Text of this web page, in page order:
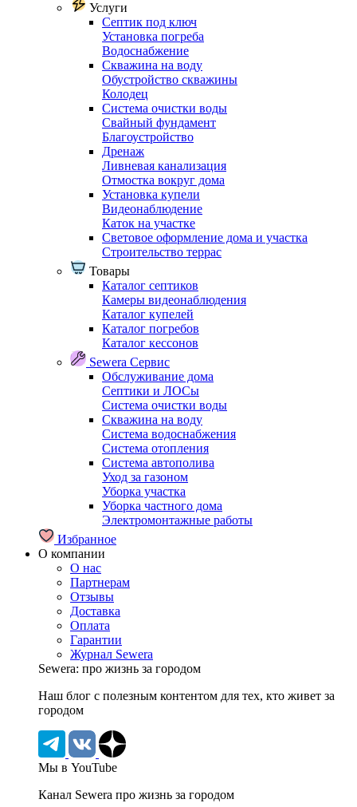
Услуги
Септик под ключ
Установка погреба
Водоснабжение
Скважина на воду
Обустройство скважины
Колодец
Система очистки воды
Свайный фундамент
Благоустройство
Дренаж
Ливневая канализация
Отмостка вокруг дома
Установка купели
Видеонаблюдение
Каток на участке
Световое оформление дома и участка
Строительство террас
Товары
Каталог септиков
Камеры видеонаблюдения
Каталог купелей
Каталог погребов
Каталог кессонов
Sewera Сервис
Обслуживание дома
Септики и ЛОСы
Система очистки воды
Скважина на воду
Система водоснабжения
Система отопления
Система автополива
Уход за газоном
Уборка участка
Уборка частного дома
Электромонтажные работы
Избранное
О компании
О нас
Партнерам
Отзывы
Доставка
Оплата
Гарантии
Журнал Sewera
Sewera: про жизнь за городом
Наш блог c полезным контентом для тех, кто живет за
городом
Мы в YouTube
Канал Sewera про жизнь за городом